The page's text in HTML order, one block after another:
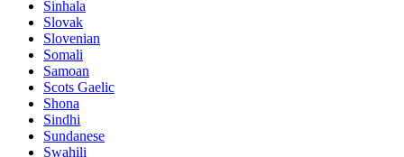
Sinhala
Slovak
Slovenian
Somali
Samoan
Scots Gaelic
Shona
Sindhi
Sundanese
Swahili